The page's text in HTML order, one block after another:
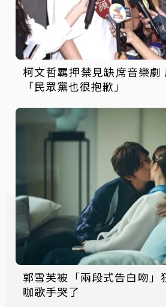
柯文哲羈押禁見缺席音樂劇
「民眾黨也很抱歉」
郭雪芙被「兩段式告白吻」
咖歌手哭了